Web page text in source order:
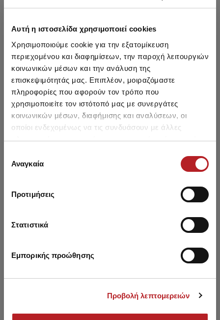
Αυτή η ιστοσελίδα χρησιμοποιεί cookies
Χρησιμοποιούμε cookie για την εξατομίκευση
περιεχομένου και διαφημίσεων, την παροχή λειτουργιών
κοινωνικών μέσων και την ανάλυση της
επισκεψιμότητάς μας. Επιπλέον, μοιραζόμαστε
πληροφορίες που αφορούν τον τρόπο που
χρησιμοποιείτε τον ιστότοπό μας με συνεργάτες
κοινωνικών μέσων, διαφήμισης και αναλύσεων, οι
οποίοι ενδεχομένως να τις συνδυάσουν με άλλες
πληροφορίες που τους έχετε παραχωρήσει ή τις οποίες
των υπηρεσιών τους.
συγκατάθεσης
Αναγκαία
Προτιμήσεις
Στατιστικά
Εμπορικής προώθησης
Προβολή λεπτομερειών
Μπορεί να σου αρέσει επίσης
Womanliness TENCEL™
λαιμόκοψη
Sunday Γυναικεία
Νυχτικιά με πατιλέτα